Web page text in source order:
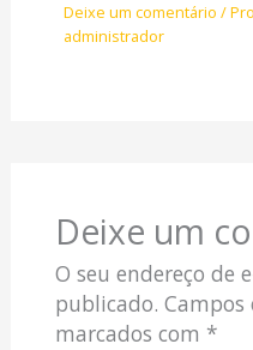
Deixe um comentário /
administrador
Deixe um
O seu endereço de
publicado.
marcados com *